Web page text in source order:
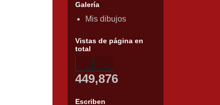
Galería
Mis dibujos
Vistas de página en
total
449,876
Escriben